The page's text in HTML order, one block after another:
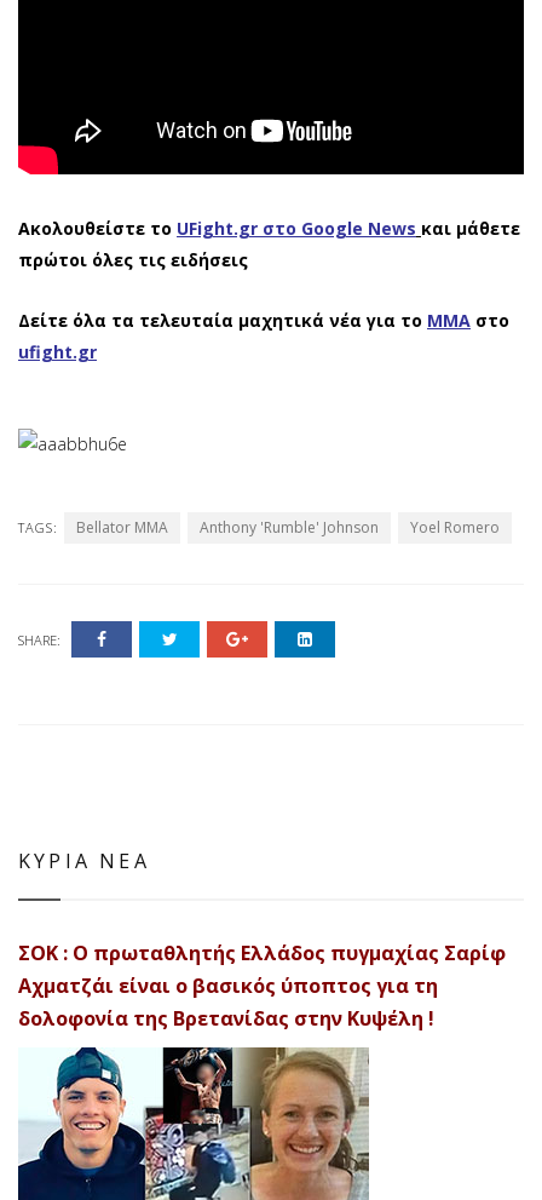
Ακολουθείστε το UFight.gr στο Google News και μάθετε
πρώτοι όλες τις ειδήσεις
Δείτε όλα τα τελευταία μαχητικά νέα για το ΜΜΑ στο
ufight.gr
TAGS: Bellator MMA Anthony 'Rumble' Johnson Yoel Romero
SHARE:
ΚΥΡΙΑ ΝΕΑ
ΣΟΚ : Ο πρωταθλητής Ελλάδος πυγμαχίας Σαρίφ
Αχματζάι είναι ο βασικός ύποπτος για τη
δολοφονία της Βρετανίδας στην Κυψέλη !